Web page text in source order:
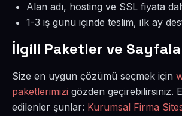
Alan adı, hosting ve SSL fiyata
1-3 iş günü içinde teslim, ilk ay
İlgili Paketler ve
Size en uygun çözümü seçmek için
paketlerimizi gözden geçirebilirsiniz.
edilenler şunlar: Kurumsal Firma